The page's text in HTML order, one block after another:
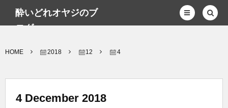
酔いどれオヤジのブ
ログwp
HOME 2018 12 4
4 December 2018